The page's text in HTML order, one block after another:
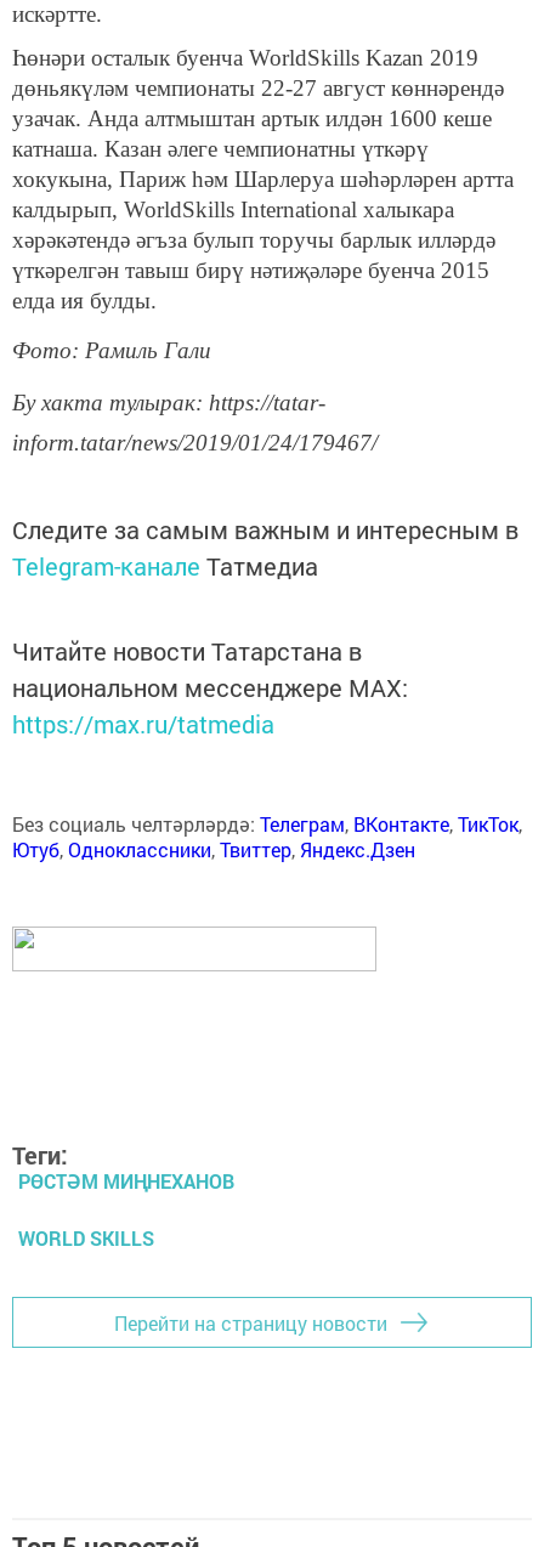
искәртте.
Һөнәри осталык буенча WorldSkills Kazan 2019
дөньякүләм чемпионаты 22-27 август көннәрендә
узачак. Анда алтмыштан артык илдән 1600 кеше
катнаша. Казан әлеге чемпионатны үткәрү
хокукына, Париж һәм Шарлеруа шәһәрләрен артта
калдырып, WorldSkills International халыкара
хәрәкәтендә әгъза булып торучы барлык илләрдә
үткәрелгән тавыш бирү нәтиҗәләре буенча 2015
елда ия булды.
Фото: Рамиль Гали
Бу хакта тулырак: https://tatar-
inform.tatar/news/2019/01/24/179467/
Следите за самым важным и интересным в
Telegram-канале Татмедиа
Читайте новости Татарстана в
национальном мессенджере MАХ:
https://max.ru/tatmedia
Без социаль челтәрләрдә: Телеграм, ВКонтакте,ТикТок,
Ютуб,Одноклассники,Твиттер, Яндекс.Дзен
Теги:
РӨСТӘМ МИҢНЕХАНОВ
WORLD SKILLS
Перейти на страницу новости